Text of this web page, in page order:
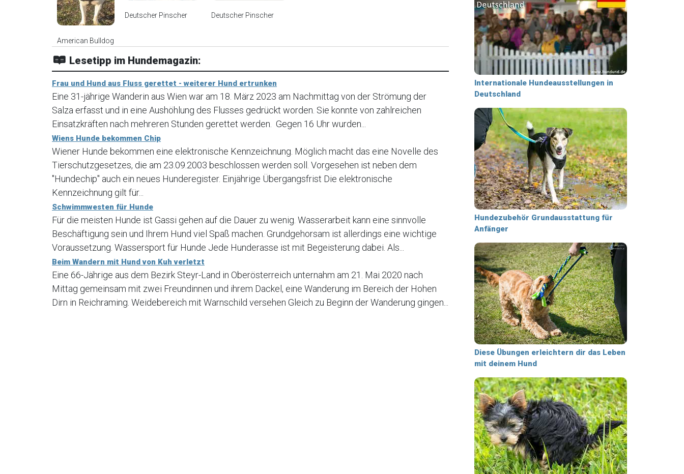
American Bulldog
Deutscher Pinscher Deutscher Pinscher
Lesetipp im Hundemagazin:
Frau und Hund aus Fluss gerettet - weiterer Hund ertrunken
Eine 31-jährige Wanderin aus Wien war am 18. März 2023 am Nachmittag von der Strömung der
Salza erfasst und in eine Aushöhlung des Flusses gedrückt worden. Sie konnte von zahlreichen
Einsatzkräften nach mehreren Stunden gerettet werden. Gegen 16 Uhr wurden...
Wiens Hunde bekommen Chip
Wiener Hunde bekommen eine elektronische Kennzeichnung. Möglich macht das eine Novelle des
Tierschutzgesetzes, die am 23.09.2003 beschlossen werden soll. Vorgesehen ist neben dem
"Hundechip" auch ein neues Hunderegister. Einjährige Übergangsfrist Die elektronische
Kennzeichnung gilt für...
Schwimmwesten für Hunde
Für die meisten Hunde ist Gassi gehen auf die Dauer zu wenig. Wasserarbeit kann eine sinnvolle
Beschäftigung sein und Ihrem Hund viel Spaß machen. Grundgehorsam ist allerdings eine wichtige
Voraussetzung. Wassersport für Hunde Jede Hunderasse ist mit Begeisterung dabei. Als...
Beim Wandern mit Hund von Kuh verletzt
Eine 66-Jährige aus dem Bezirk Steyr-Land in Oberösterreich unternahm am 21. Mai 2020 nach
Mittag gemeinsam mit zwei Freundinnen und ihrem Dackel, eine Wanderung im Bereich der Hohen
Dirn in Reichraming. Weidebereich mit Warnschild versehen Gleich zu Beginn der Wanderung gingen...
Internationale Hundeausstellungen in
Deutschland
Hundezubehör Grundausstattung für
Anfänger
Diese Übungen erleichtern dir das Leben
mit deinem Hund